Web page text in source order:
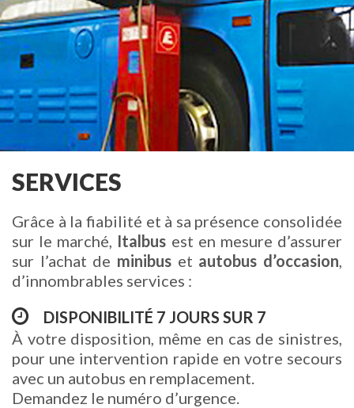
SERVICES
Grâce à la fiabilité et à sa présence consolidée
sur le marché, Italbus est en mesure d’assurer
sur l’achat de minibus et autobus d’occasion,
d’innombrables services :
DISPONIBILITÉ 7 JOURS SUR 7
À votre disposition, même en cas de sinistres,
pour une intervention rapide en votre secours
avec un autobus en remplacement.
Demandez le numéro d’urgence.